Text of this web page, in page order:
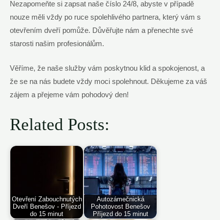
Nezapomeňte si zapsat naše číslo 24/8, abyste v případě
nouze měli vždy po ruce spolehlivého partnera, který vám s
otevřením dveří pomůže. Důvěřujte nám a přenechte své
starosti našim profesionálům.
Věříme, že naše služby vám poskytnou klid a spokojenost, a
že se na nás budete vždy moci spolehnout. Děkujeme za váš
zájem a přejeme vám pohodový den!
Related Posts:
Otevření Zabouchnutých
Dveří Benešov - Příjezd
do 15 minut
Autozámečnická
Pohotovost Benešov
Příjezd do 15 minut